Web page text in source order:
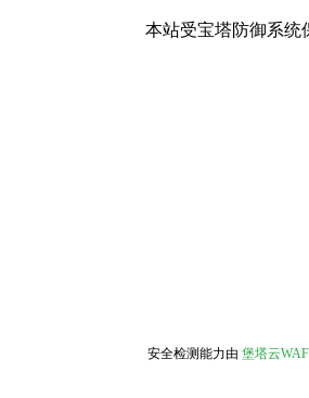
本站受宝塔防御系统
安全检测能力由 堡塔云WAF